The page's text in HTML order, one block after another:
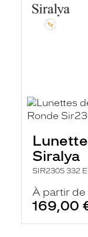
Siralya
SIR2305 332
À partir de
169,00